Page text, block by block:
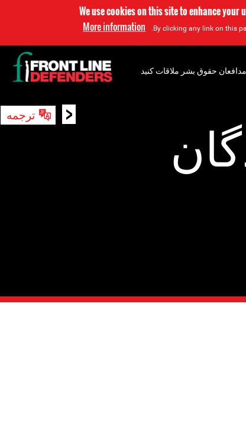
We use cookies on this site to enhance your
By clicking any link on this
More information
< ترجمه
مدافعان حقوق بشر ملاقات کنید
جستجو